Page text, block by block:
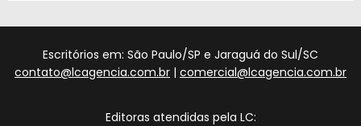
Escritórios em: São Paulo/SP e Jaraguá do Sul/SC
contato@lcagencia.com.br | comercial@lcagencia.com.br
Editoras atendidas pela LC: